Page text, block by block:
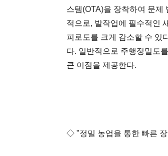
스템(OTA)을 장착하여 문제
적으로, 밭작업에 필수적인
피로도를 크게 감소할 수 있
다. 일반적으로 주행정밀도
큰 이점을 제공한다.
◇ "정밀 농업을 통한 빠른